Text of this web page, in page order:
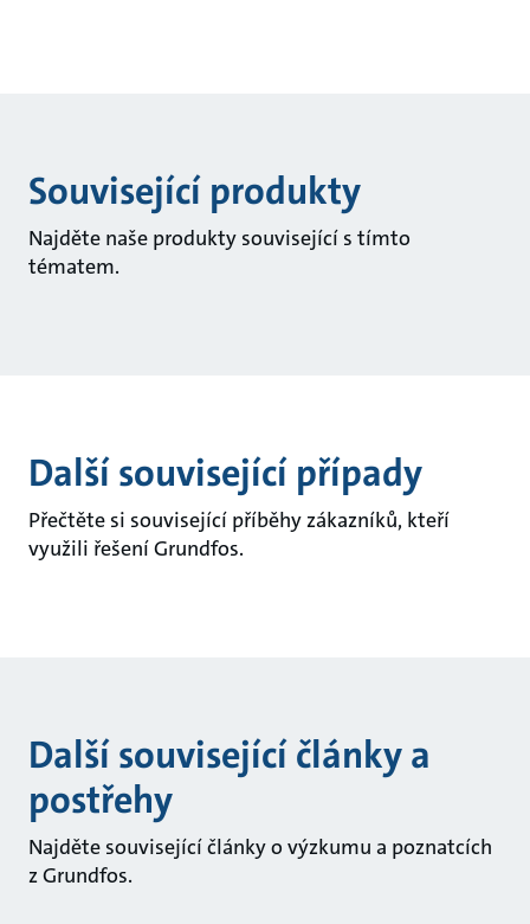
Související produkty
Najděte naše produkty související s tímto
tématem.
Další související případy
Přečtěte si související příběhy zákazníků, kteří
využili řešení Grundfos.
Další související články a
postřehy
Najděte související články o výzkumu a poznatcích
z Grundfos.